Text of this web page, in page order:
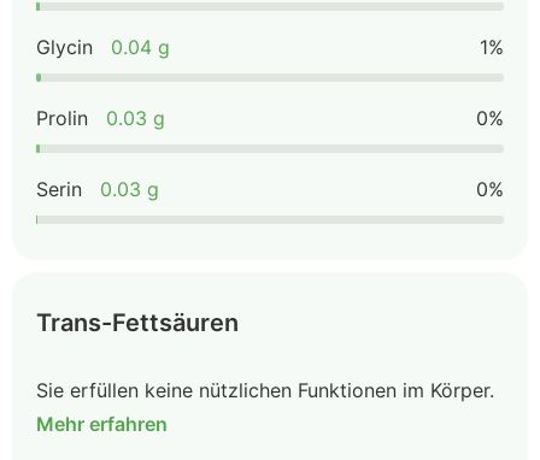
Glycin 0.04 g 1%
Prolin 0.03 g 0%
Serin 0.03 g 0%
Trans-Fettsäuren
Sie erfüllen keine nützlichen Funktionen im Körper.
Mehr erfahren